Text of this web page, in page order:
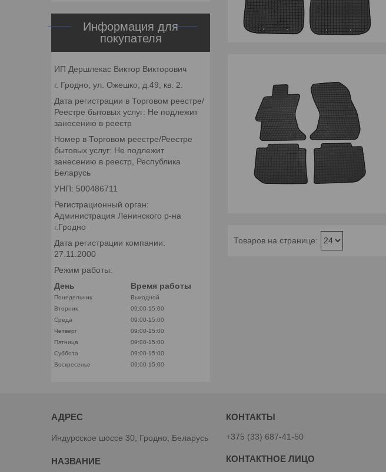
Информация для
покупателя
ИП Дершлекас Виктор Викторович
г. Гродно, ул. Ожешко, д.49, кв. 2.
Дата регистрации в Торговом реестре/
Реестре бытовых услуг: Не подлежит
занесению в реестр
Номер в Торговом реестре/Реестре
бытовых услуг: Не подлежит
занесению в реестр, Республика
Беларусь
УНП: 500486711
Регистрационный орган:
Администрация Ленинского р-на
г.Гродно
Дата регистрации компании:
27.11.2000
Режим работы:
День
Время работы
Понедельник
Выходной
Вторник
09:00-15:00
Среда
09:00-15:00
Четверг
09:00-15:00
Пятница
09:00-15:00
Суббота
09:00-15:00
Воскресенье
09:00-15:00
Индурсское шоссе 30, Гродно, Беларусь +375 (33) 687-41-50